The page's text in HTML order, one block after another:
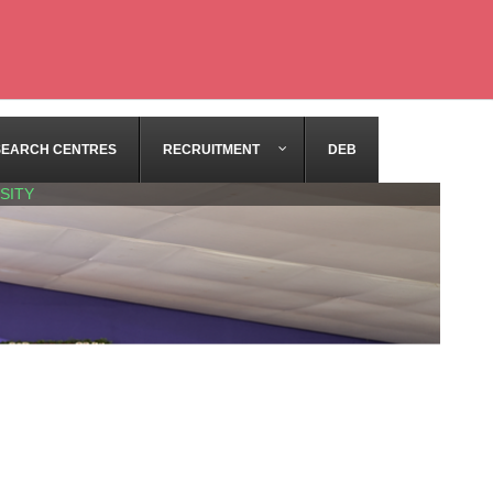
CENTRES RECRUITMENT DEB